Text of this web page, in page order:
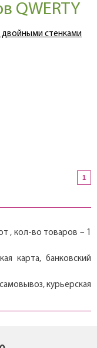
QWERTY
двойными стенками
1
, кол-во товаров – 1
карта, банковский
курьерская